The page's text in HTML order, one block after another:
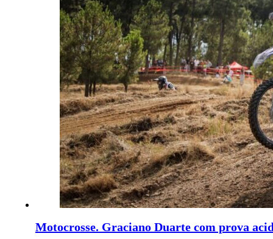
Motocrosse. Graciano Duarte com prova